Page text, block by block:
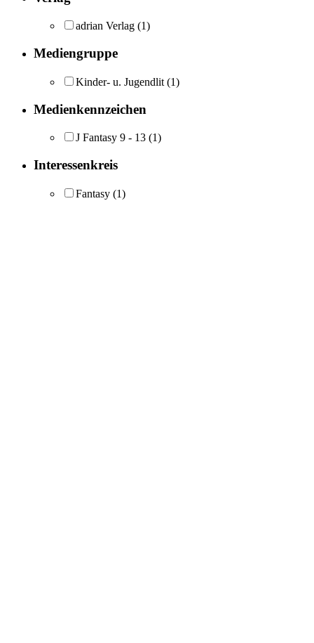
adrian Verlag (1)
Mediengruppe
Kinder- u. Jugendlit (1)
Medienkennzeichen
J Fantasy 9 - 13 (1)
Interessenkreis
Fantasy (1)